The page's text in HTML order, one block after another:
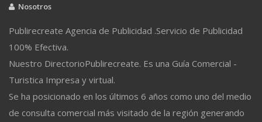
Nosotros
Publirecreate Agencia de Publicidad .Servicio de Publicidad
100% Efectiva.
Nuestro DirectorioPublirecreate. Es una Guía Comercial -
Turistica Impresa y virtual.
Se ha posicionado en los últimos 6 años como uno del medio
de consulta comercial más visitado de la región generando